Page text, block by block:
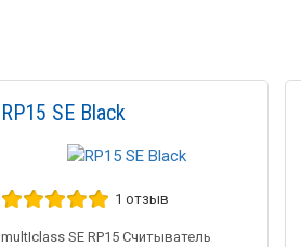
RP15 SE Black
1 отзыв
multIclass SE RP15 Считыватель